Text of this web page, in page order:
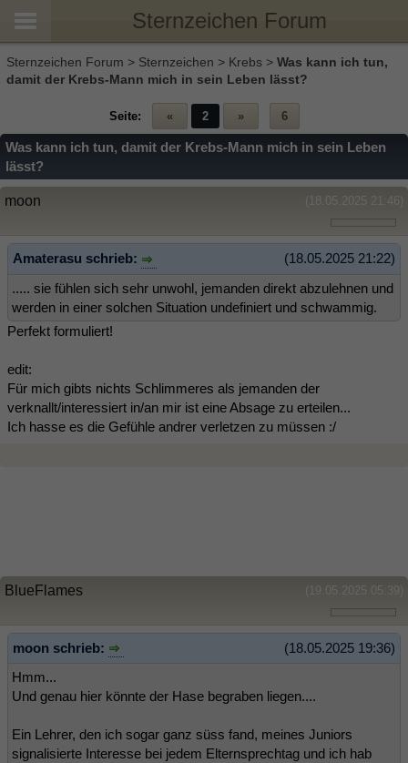
Sternzeichen Forum
Sternzeichen Forum > Sternzeichen > Krebs > Was kann ich tun,
damit der Krebs-Mann mich in sein Leben lässt?
Seite: « 2 » 6
Was kann ich tun, damit der Krebs-Mann mich in sein Leben
lässt?
(18.05.2025 21:46)
moon
(18.05.2025 21:22)
Amaterasu schrieb:
..... sie fühlen sich sehr unwohl, jemanden direkt abzulehnen und
werden in einer solchen Situation undefiniert und schwammig.
Perfekt formuliert!
edit:
Für mich gibts nichts Schlimmeres als jemanden der
verknallt/interessiert in/an mir ist eine Absage zu erteilen...
Ich hasse es die Gefühle andrer verletzen zu müssen :/
(19.05.2025 05:39)
BlueFlames
(18.05.2025 19:36)
moon schrieb:
Hmm...
Und genau hier könnte der Hase begraben liegen....
Ein Lehrer, den ich sogar ganz süss fand, meines Juniors
signalisierte Interesse bei jedem Elternsprechtag und ich hab